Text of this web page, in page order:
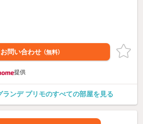
お問い合わせ （無料）
提供
ランデ プリモのすべての部屋を見る